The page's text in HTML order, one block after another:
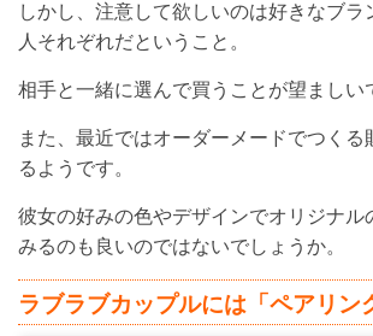
しかし、注意して欲しいのは好きなブラ
人それぞれだということ。
相手と一緒に選んで買うことが望ましい
また、最近ではオーダーメードでつくる
るようです。
彼女の好みの色やデザインでオリジナル
みるのも良いのではないでしょうか。
ラブラブカップルには「ペアリン